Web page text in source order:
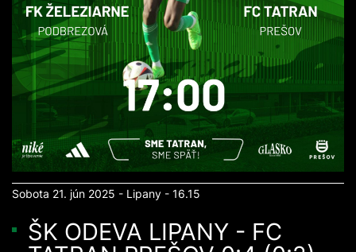
Sobota 21. jún 2025 - Lipany - 16.15
ŠK ODEVA LIPANY - FC